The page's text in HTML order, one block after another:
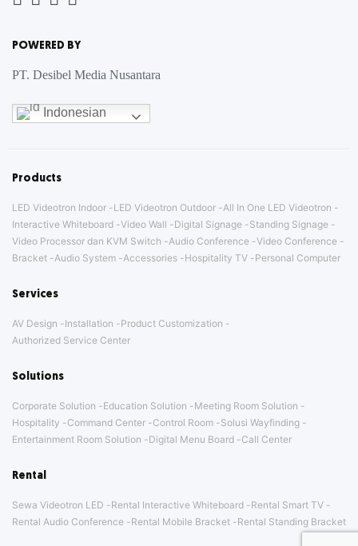
POWERED BY
PT. Desibel Media Nusantara
Indonesian
Products
LED Videotron Indoor LED Videotron Outdoor
All In One LED Videotron
Interactive Whiteboard Video Wall Digital Signage
Standing Signage
Video Processor dan KVM Switch
Audio Conference Video Conference
Bracket
Audio System Accessories Hospitality TV Personal Computer
Services
AV Design Installation
Product Customization
Authorized Service Center
Solutions
Corporate Solution Education Solution
Meeting Room Solution
Hospitality
Command Center Control Room
Solusi Wayfinding
Entertainment Room Solution
Digital Menu Board Call Center
Rental
Sewa Videotron LED Rental Interactive Whiteboard
Rental Smart TV
Rental Audio Conference
Rental Mobile Bracket Rental Standing Bracket